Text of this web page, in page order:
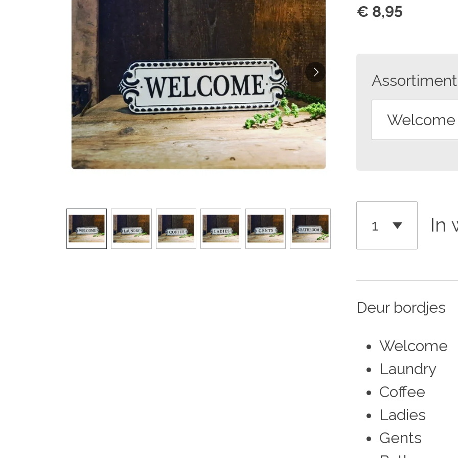
€ 8,95
Assortiment
In
Deur bordjes
Welcome
Laundry
Coffee
Ladies
Gents